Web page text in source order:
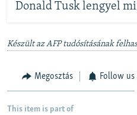
Donald Tusk lengyel
Készült az AFP tudósításának
Megosztás Follow us
This item is part of